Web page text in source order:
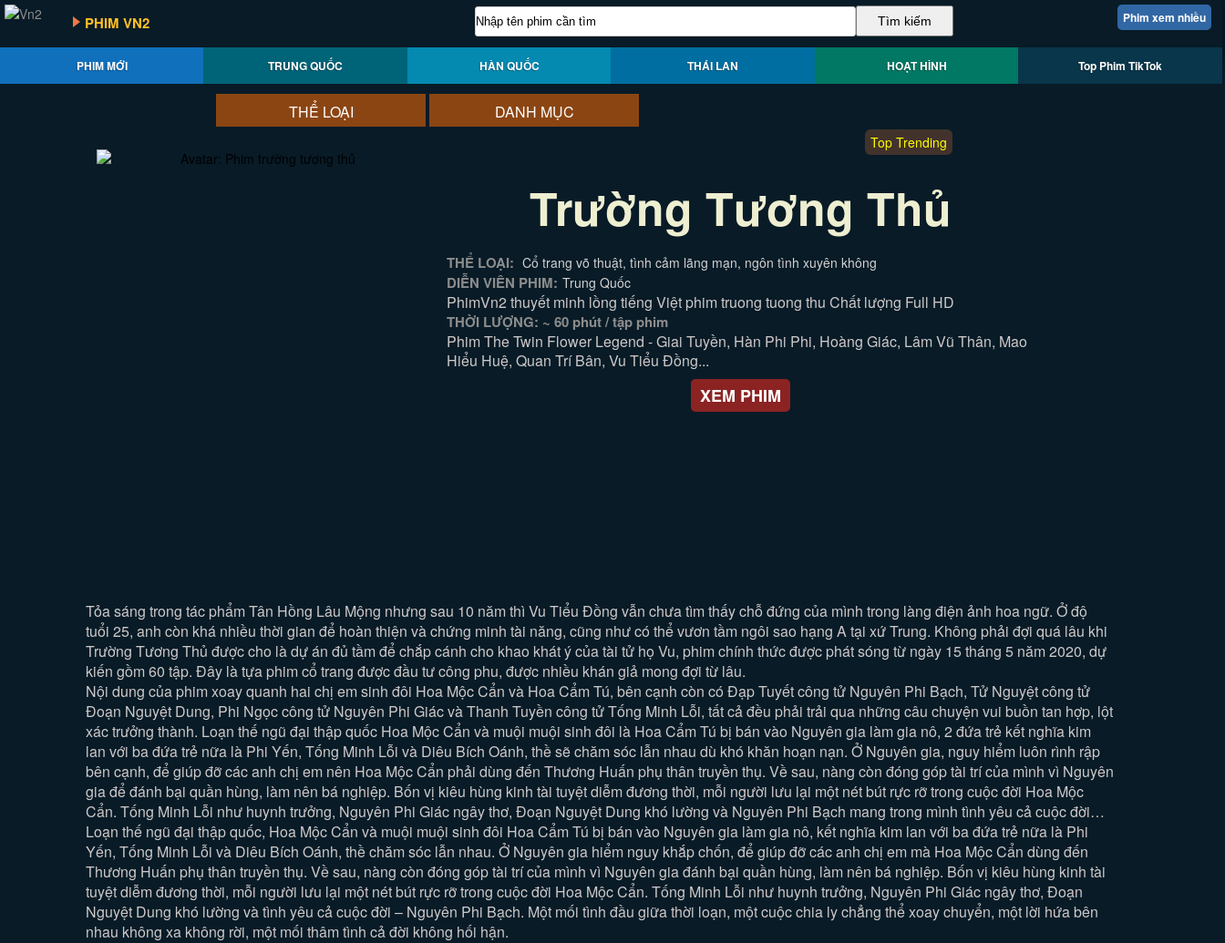
Phim xem nhiều
PHIM VN2
PHIM MỚI TRUNG QUỐC HÀN QUỐC THÁI LAN HOẠT HÌNH Top Phim TikTok
THỂ LOẠI DANH MỤC
Top Trending
Trường Tương Thủ
THỂ LOẠI: Cổ trang võ thuật, tình cảm lãng mạn, ngôn tình xuyên không
DIỄN VIÊN PHIM: Trung Quốc
PhimVn2 thuyết minh lồng tiếng Việt phim truong tuong thu Chất lượng Full HD
THỜI LƯỢNG: ~ 60 phút / tập phim
Phim The Twin Flower Legend - Giai Tuyền, Hàn Phi Phi, Hoàng Giác, Lâm Vũ Thân, Mao
Hiểu Huệ, Quan Trí Bân, Vu Tiểu Đồng...
XEM PHIM
Tỏa sáng trong tác phẩm Tân Hồng Lâu Mộng nhưng sau 10 năm thì Vu Tiểu Đồng vẫn chưa tìm thấy chỗ đứng của mình trong làng điện ảnh hoa ngữ. Ở độ
tuổi 25, anh còn khá nhiều thời gian để hoàn thiện và chứng minh tài năng, cũng như có thể vươn tầm ngôi sao hạng A tại xứ Trung. Không phải đợi quá lâu khi
Trường Tương Thủ được cho là dự án đủ tầm để chắp cánh cho khao khát ý của tài tử họ Vu, phim chính thức được phát sóng từ ngày 15 tháng 5 năm 2020, dự
kiến gồm 60 tập. Đây là tựa phim cổ trang được đầu tư công phu, được nhiều khán giả mong đợi từ lâu.
Nội dung của phim xoay quanh hai chị em sinh đôi Hoa Mộc Cẩn và Hoa Cẩm Tú, bên cạnh còn có Đạp Tuyết công tử Nguyên Phi Bạch, Tử Nguyệt công tử
Đoạn Nguyệt Dung, Phi Ngọc công tử Nguyên Phi Giác và Thanh Tuyền công tử Tống Minh Lỗi, tất cả đều phải trải qua những câu chuyện vui buồn tan hợp, lột
xác trưởng thành. Loạn thế ngũ đại thập quốc Hoa Mộc Cẩn và muội muội sinh đôi là Hoa Cẩm Tú bị bán vào Nguyên gia làm gia nô, 2 đứa trẻ kết nghĩa kim
lan với ba đứa trẻ nữa là Phi Yến, Tống Minh Lỗi và Diêu Bích Oánh, thề sẽ chăm sóc lẫn nhau dù khó khăn hoạn nạn. Ở Nguyên gia, nguy hiểm luôn rình rập
bên cạnh, để giúp đỡ các anh chị em nên Hoa Mộc Cẩn phải dùng đến Thương Huấn phụ thân truyền thụ. Về sau, nàng còn đóng góp tài trí của mình vì Nguyên
gia để đánh bại quần hùng, làm nên bá nghiệp. Bốn vị kiêu hùng kinh tài tuyệt diễm đương thời, mỗi người lưu lại một nét bút rực rỡ trong cuộc đời Hoa Mộc
Cẩn. Tống Minh Lỗi như huynh trưởng, Nguyên Phi Giác ngây thơ, Đoạn Nguyệt Dung khó lường và Nguyên Phi Bạch mang trong mình tình yêu cả cuộc đời…
Loạn thế ngũ đại thập quốc, Hoa Mộc Cẩn và muội muội sinh đôi Hoa Cẩm Tú bị bán vào Nguyên gia làm gia nô, kết nghĩa kim lan với ba đứa trẻ nữa là Phi
Yến, Tống Minh Lỗi và Diêu Bích Oánh, thề chăm sóc lẫn nhau. Ở Nguyên gia hiểm nguy khắp chốn, để giúp đỡ các anh chị em mà Hoa Mộc Cẩn dùng đến
Thương Huấn phụ thân truyền thụ. Về sau, nàng còn đóng góp tài trí của mình vì Nguyên gia đánh bại quần hùng, làm nên bá nghiệp. Bốn vị kiêu hùng kinh tài
tuyệt diễm đương thời, mỗi người lưu lại một nét bút rực rỡ trong cuộc đời Hoa Mộc Cẩn. Tống Minh Lỗi như huynh trưởng, Nguyên Phi Giác ngây thơ, Đoạn
Nguyệt Dung khó lường và tình yêu cả cuộc đời – Nguyên Phi Bạch. Một mối tình đầu giữa thời loạn, một cuộc chia ly chẳng thể xoay chuyển, một lời hứa bên
nhau không xa không rời, một mối thâm tình cả đời không hối hận.